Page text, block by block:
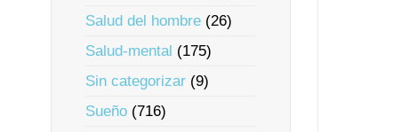
Salud del hombre (26)
Salud-mental (175)
Sin categorizar (9)
Sueño (716)